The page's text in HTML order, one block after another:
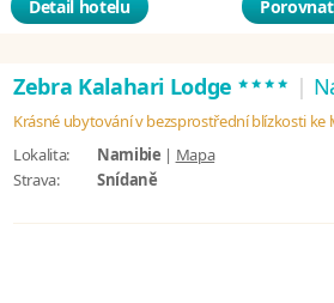
Detail hotelu
Zebra Kalahari Lodge **** |
Krásné ubytování v bezsprostřední blízkosti ke
Lokalita:
Namibie | Mapa
Strava:
Snídaně